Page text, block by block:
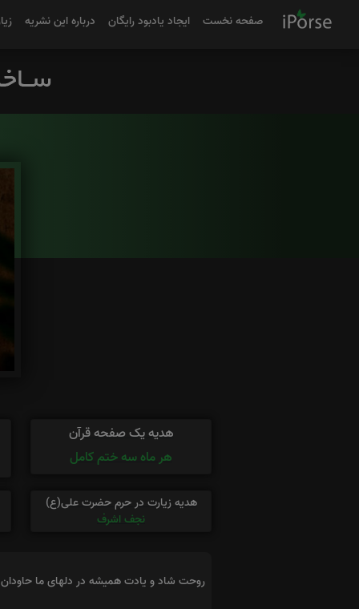
صفحه نخست ایجاد یادبود رایگان درباره این نشریه
هدیه یک صفحه قرآن
هر ماه سه ختم کامل
هدیه زیارت در حرم حضرت علی(ع)
نجف اشرف
روحت شاد و یادت همیشه در دلهای ما حاودان